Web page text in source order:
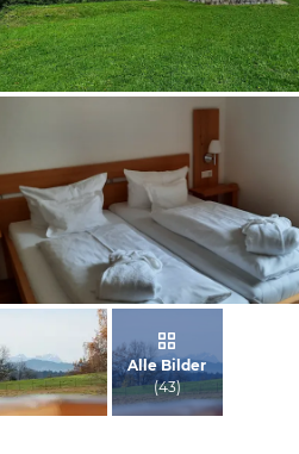
von Silvia , Mai 2022Alle Bilder
(43)